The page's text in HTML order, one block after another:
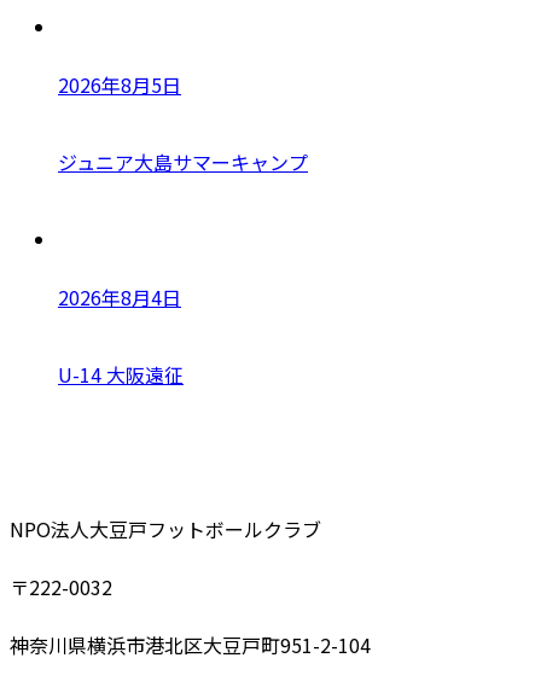
2026年8月5日
ジュニア大島サマーキャンプ
2026年8月4日
U-14 大阪遠征
NPO法人大豆戸フットボールクラブ
〒222-0032
神奈川県横浜市港北区大豆戸町951-2-104